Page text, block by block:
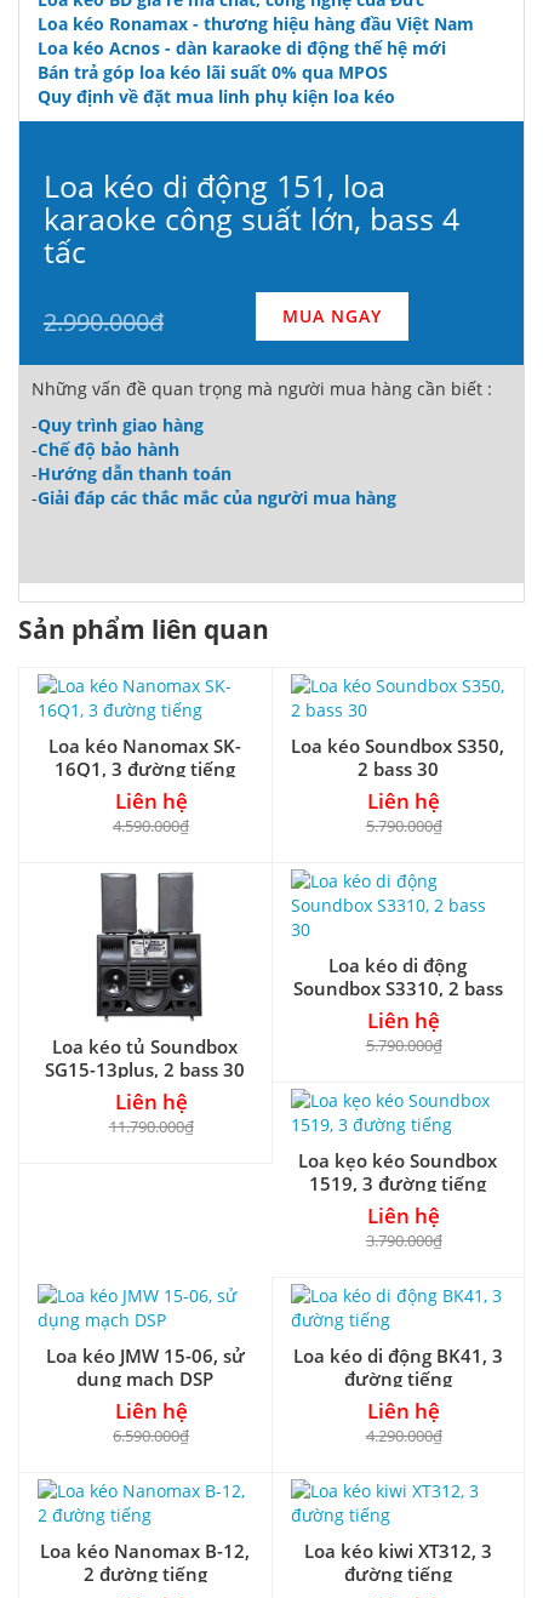
Loa kéo Ronamax - thương hiệu hàng đầu Việt Nam
Loa kéo Acnos - dàn karaoke di động thế hệ mới
Bán trả góp loa kéo lãi suất 0% qua MPOS
Quy định về đặt mua linh phụ kiện loa kéo
Loa kéo di động 151, loa
karaoke công suất lớn, bass 4
tấc
2.990.000đ MUA NGAY
Những vấn đề quan trọng mà người mua hàng cần biết :
-Quy trình giao hàng
-Chế độ bảo hành
-Hướng dẫn thanh toán
-Giải đáp các thắc mắc của người mua hàng
Sản phẩm liên quan
Loa kéo Nanomax SK-
16Q1, 3 đường tiếng
Liên hệ
4.590.000₫
Loa kéo Soundbox S350,
2 bass 30
Liên hệ
5.790.000₫
Loa kéo tủ Soundbox
SG15-13plus, 2 bass 30
Liên hệ
11.790.000₫
Loa kéo di động
Soundbox S3310, 2 bass
30
Liên hệ
5.790.000₫
Loa kẹo kéo Soundbox
1519, 3 đường tiếng
Liên hệ
3.790.000₫
Loa kéo JMW 15-06, sử
dụng mạch DSP
Liên hệ
6.590.000₫
Loa kéo di động BK41, 3
đường tiếng
Liên hệ
4.290.000₫
Loa kéo Nanomax B-12,
2 đường tiếng
Loa kéo kiwi XT312, 3
đường tiếng